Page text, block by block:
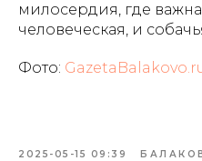
милосердия, где
человеческая, и
Фото:
2025-05-15 09:39